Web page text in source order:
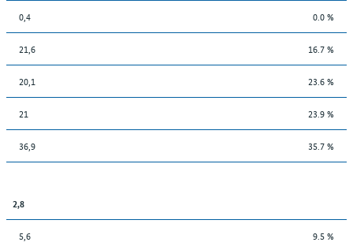
0,4 0.0 %
21,6 16.7 %
20,1 23.6 %
21 23.9 %
36,9 35.7 %
2,8
5,6 9.5 %